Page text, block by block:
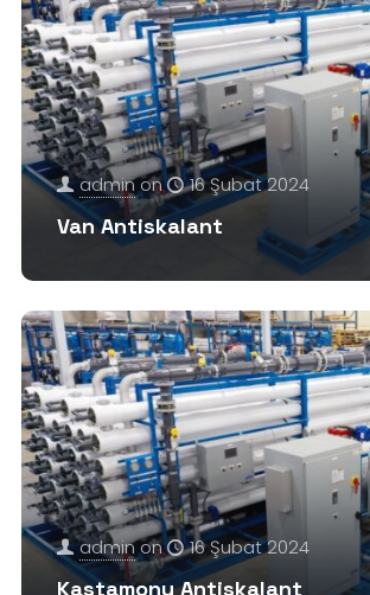
adminon 16 Şubat 2024
Van Antiskalant
adminon 16 Şubat 2024
Kastamonu Antiskalant